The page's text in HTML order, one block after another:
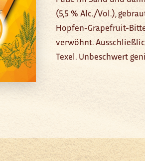
(5,5 % Alc./Vol.),
Hopfen-Grapefruit-
verwöhnt.
Texel. Unbeschwert